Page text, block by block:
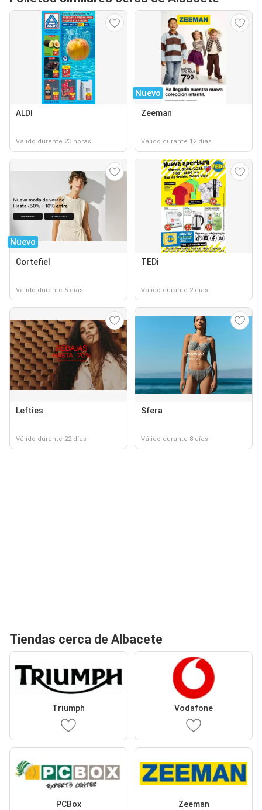
ALDI
Válido durante 23 horas
Nuevo
Zeeman
Válido durante 12 días
Nuevo
Cortefiel
Válido durante 5 días
TEDi
Válido durante 2 días
Lefties
Válido durante 22 días
Sfera
Válido durante 8 días
Tiendas cerca de Albacete
Triumph Vodafone
PCBox Zeeman